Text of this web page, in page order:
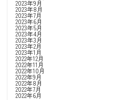
2023年9月
2023年8月
2023年7月
2023年6月
2023年5月
2023年4月
2023年3月
2023年2月
2023年1月
2022年12月
2022年11月
2022年10月
2022年9月
2022年8月
2022年7月
2022年6月